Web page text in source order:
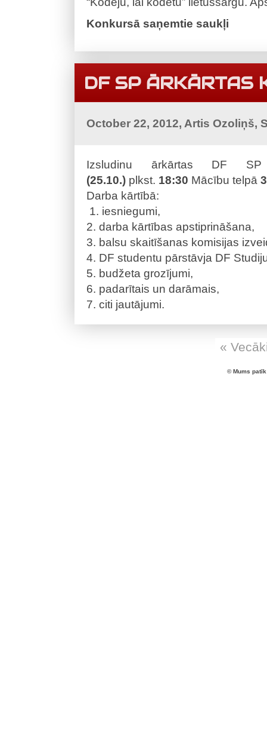
Konkursā saņemtie saukļi
DF SP ĀRKĀRTAS
October 22, 2012, Artis Ozoliņš,
Izsludinu ārkārtas DF
(25.10.) plkst. 18:30 Mācību telpā
Darba kārtībā:
1. iesniegumi,
2. darba kārtības apstiprināšana,
3. balsu skaitīšanas komisijas
4. DF studentu pārstāvja DF
5. budžeta grozījumi,
6. padarītais un darāmais,
7. citi jautājumi.
«
© Mums